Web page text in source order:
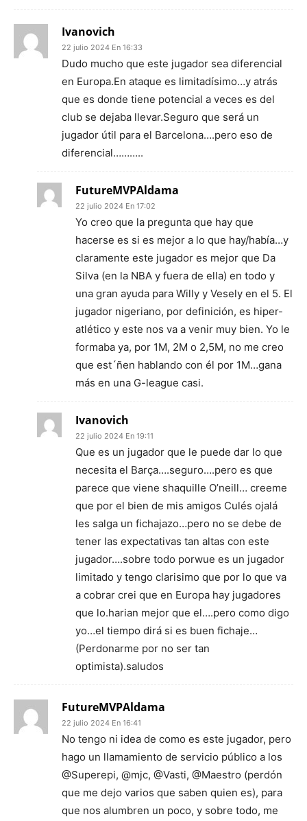
Ivanovich
22 julio 2024 En 16:33
Dudo mucho que este jugador sea diferencial
en Europa.En ataque es limitadísimo…y atrás
que es donde tiene potencial a veces es del
club se dejaba llevar.Seguro que será un
jugador útil para el Barcelona….pero eso de
diferencial………..
FutureMVPAldama
22 julio 2024 En 17:02
Yo creo que la pregunta que hay que
hacerse es si es mejor a lo que hay/había…y
claramente este jugador es mejor que Da
Silva (en la NBA y fuera de ella) en todo y
una gran ayuda para Willy y Vesely en el 5. El
jugador nigeriano, por definición, es hiper-
atlético y este nos va a venir muy bien. Yo le
formaba ya, por 1M, 2M o 2,5M, no me creo
que est´ñen hablando con él por 1M…gana
más en una G-league casi.
Ivanovich
22 julio 2024 En 19:11
Que es un jugador que le puede dar lo que
necesita el Barça….seguro….pero es que
parece que viene shaquille O’neill… creeme
que por el bien de mis amigos Culés ojalá
les salga un fichajazo…pero no se debe de
tener las expectativas tan altas con este
jugador….sobre todo porwue es un jugador
limitado y tengo clarisimo que por lo que va
a cobrar crei que en Europa hay jugadores
que lo.harian mejor que el….pero como digo
yo…el tiempo dirá si es buen fichaje…
(Perdonarme por no ser tan
optimista).saludos
FutureMVPAldama
22 julio 2024 En 16:41
No tengo ni idea de como es este jugador, pero
hago un llamamiento de servicio público a los
@Superepi, @mjc, @Vasti, @Maestro (perdón
que me dejo varios que saben quien es), para
que nos alumbren un poco, y sobre todo, me